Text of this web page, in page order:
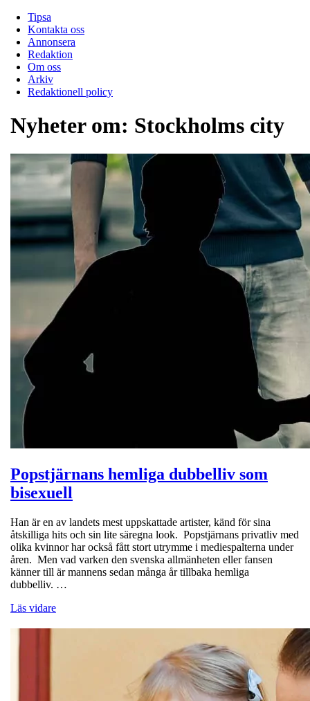
Tipsa
Kontakta oss
Annonsera
Redaktion
Om oss
Arkiv
Redaktionell policy
Nyheter om: Stockholms city
Popstjärnans hemliga dubbelliv som
bisexuell
Han är en av landets mest uppskattade artister, känd för sina
åtskilliga hits och sin lite säregna look. Popstjärnans privatliv med
olika kvinnor har också fått stort utrymme i mediespalterna under
åren. Men vad varken den svenska allmänheten eller fansen
känner till är mannens sedan många år tillbaka hemliga
dubbelliv. …
Läs vidare